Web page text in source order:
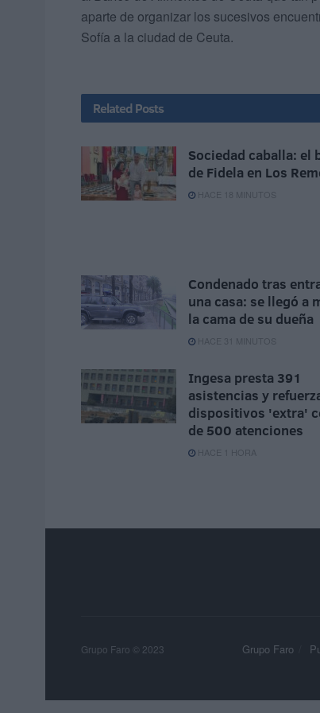
aparte de organizar los sucesivos
Sofía a la ciudad de Ceuta.
Related Posts
Sociedad caballa: el
de Fidela en Los
HACE 18 MINUTOS
Condenado tras
una casa: se llegó a
la cama de su dueña
HACE 31 MINUTOS
Ingesa presta 391
asistencias y
dispositivos 'extra'
de 500 atenciones
HACE 1 HORA
Grupo Faro
Grupo Faro © 2023